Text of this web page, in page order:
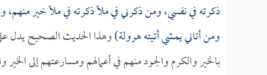
ذكرته في نفسي، ومن ذكرني في ملأ ذكرته في ملأ خير
ومن أتاني يمشي أتيته هرولة) وهذا الحديث الصحيح يدل
بالخير والكرم والجود منهم في أعمالهم ومسارعتهم إلى